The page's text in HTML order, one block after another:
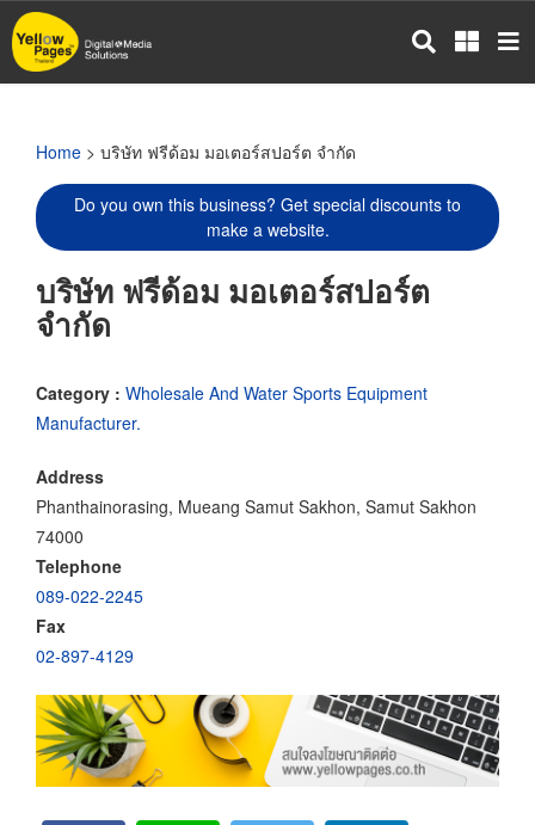
Skip
to
main
Home > บริษัท ฟรีด้อม มอเตอร์สปอร์ต จำกัด
Do you own this business? Get special discounts to
make a website.
บริษัท ฟรีด้อม มอเตอร์สปอร์ต
จำกัด
Category : Wholesale And Water Sports Equipment
Manufacturer.
Address
Phanthainorasing, Mueang Samut Sakhon, Samut Sakhon
74000
Telephone
089-022-2245
Fax
02-897-4129